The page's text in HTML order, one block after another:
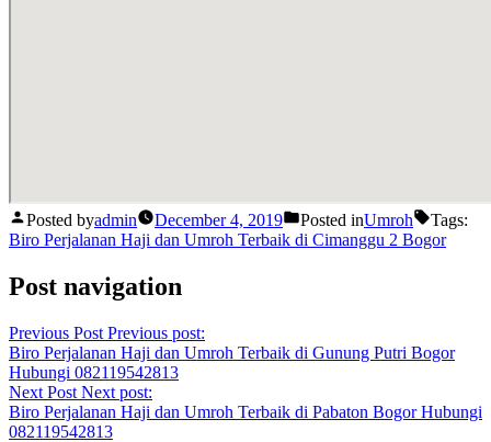
Posted byadmin December 4, 2019 Posted inUmroh
Tags:
Biro Perjalanan Haji dan Umroh Terbaik di Cimanggu 2 Bogor
Post navigation
Previous Post Previous post:
Biro Perjalanan Haji dan Umroh Terbaik di Gunung Putri Bogor
Hubungi 082119542813
Next Post Next post:
Biro Perjalanan Haji dan Umroh Terbaik di Pabaton Bogor Hubungi
082119542813